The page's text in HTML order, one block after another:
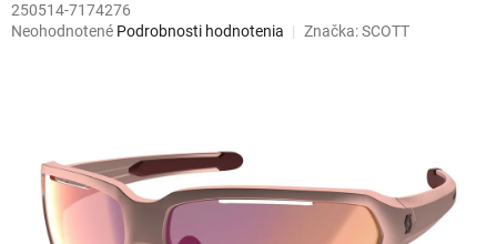
250514-7174276
Priemerné
hviezdičiek.
Neohodnotené Podrobnosti hodnotenia Značka:SCOTT